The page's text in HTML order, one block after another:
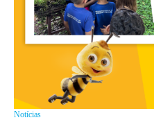
Notícias